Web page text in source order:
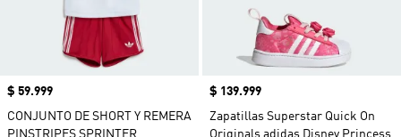
Precio
$ 59.999
CONJUNTO DE SHORT Y REMERA
Precio
$ 139.999
Zapatillas Superstar Quick On